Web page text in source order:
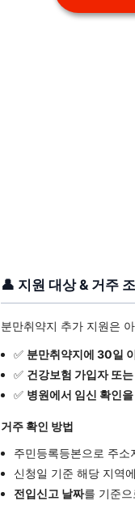
👤 지원 대상 & 거주
분만취약지 추가 지원은
✅ 분만취약지에 30일
✅ 건강보험 가입자 또
✅ 병원에서 임신 확인
거주 확인 방법
주민등록등본으로 주소
신청일 기준 해당 지역에
전입신고 날짜를 기준